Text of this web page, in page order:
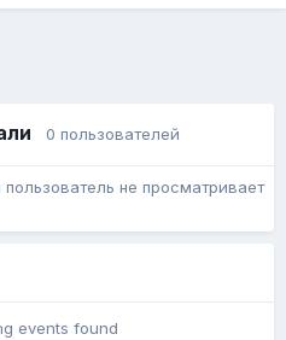
0 пользователей
не просматривает
events found